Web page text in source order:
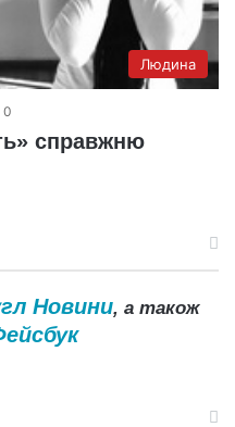
Людина
0
справжню
Новини, а також